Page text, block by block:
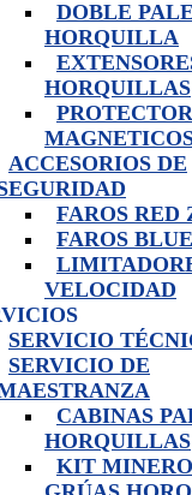
DOBLE
HORQUILLA
HORQUILLAS
ACCESORIOS DE
FAROS RED
FAROS
VELOCIDAD
SERVICIO
SERVICIO DE
CABINAS
HORQUILLAS
KIT